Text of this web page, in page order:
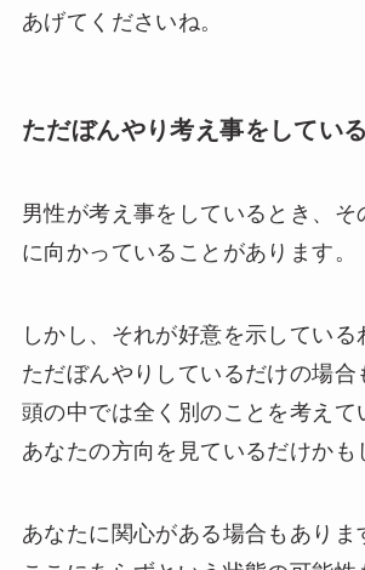
あげてくださいね。
ただぼんやり考え事をしてい
男性が考え事をしているとき、そ
に向かっていることがあります。
しかし、それが好意を示している
ただぼんやりしているだけの場合
頭の中では全く別のことを考えて
あなたの方向を見ているだけかも
あなたに関心がある場合もありま